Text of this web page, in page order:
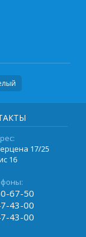
17/25
16
67-50
43-00
43-00